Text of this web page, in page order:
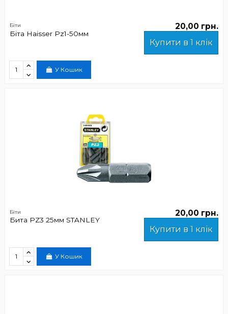
Біти
Біта Haisser Рz1-50мм
20,00 грн.
Купити в 1 клік
У Кошик
Біти
Бита PZ3 25мм STANLEY
20,00 грн.
Купити в 1 клік
У Кошик